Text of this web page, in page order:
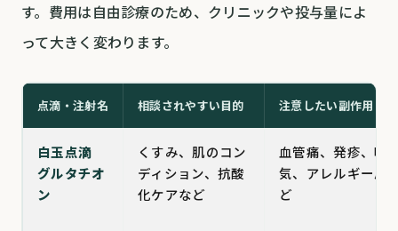
す。費用は自由診療のため、クリニックや投与量によ
って大きく変わります。
点滴・注射名 相談されやすい目的 注意したい副作用・
白玉点滴
グルタチオ
ン
くすみ、肌のコン
ディション、抗酸
化ケアなど
血管痛、発疹、吐
気、アレルギー反
ど